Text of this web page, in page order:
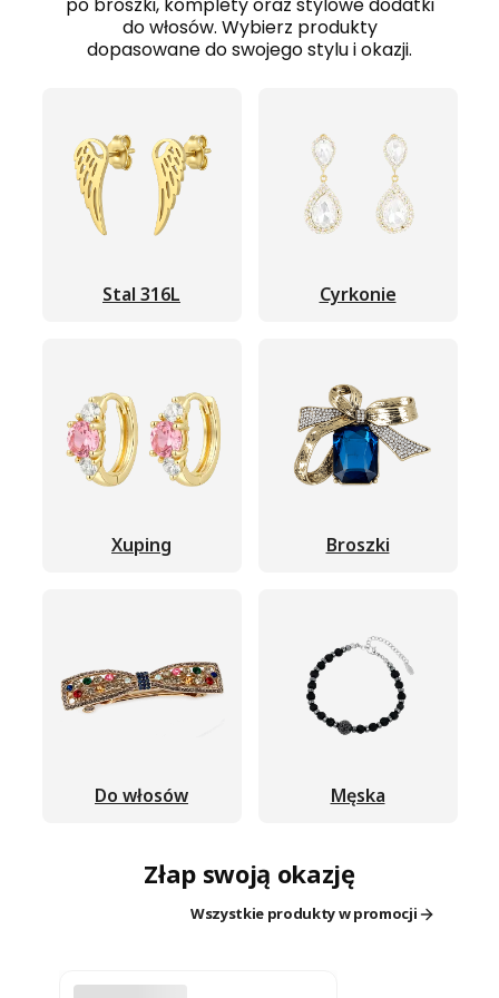
do włosów. Wybierz produkty
dopasowane do swojego stylu i okazji.
Stal 316L Cyrkonie
Xuping Broszki
Do włosów Męska
Złap swoją okazję
Wszystkie produkty w promocji